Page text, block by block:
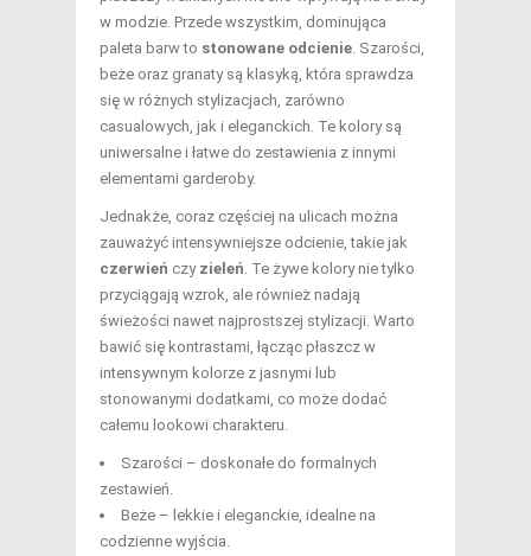
w modzie. Przede wszystkim, dominująca
paleta barw to stonowane odcienie . Szarości,
beże oraz granaty są klasyką, która sprawdza
się w różnych stylizacjach, zarówno
casualowych, jak i eleganckich. Te kolory są
uniwersalne i łatwe do zestawienia z innymi
elementami garderoby.
Jednakże, coraz częściej na ulicach można
zauważyć intensywniejsze odcienie, takie jak
czerwień czy zieleń . Te żywe kolory nie tylko
przyciągają wzrok, ale również nadają
świeżości nawet najprostszej stylizacji. Warto
bawić się kontrastami, łącząc płaszcz w
intensywnym kolorze z jasnymi lub
stonowanymi dodatkami, co może dodać
całemu lookowi charakteru.
Szarości – doskonałe do formalnych
zestawień.
Beże – lekkie i eleganckie, idealne na
codzienne wyjścia.